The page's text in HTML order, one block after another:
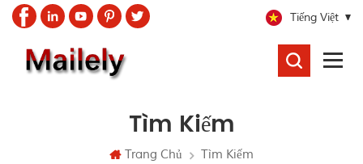
Tiếng Việt
Tìm Kiếm
Trang Chủ Tìm Kiếm